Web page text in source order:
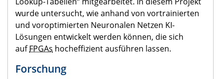
wurde untersucht, wieanhand von vortrainierten
und voroptimierten Neuronalen Netzen KI-
Lösungen entwickelt werden können, die sich
aufFPGAs hocheffizient ausführen lassen.
Forschung